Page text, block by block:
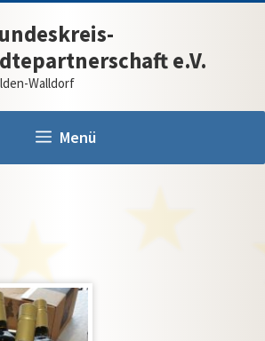
e.V.
Walldorf
Menü